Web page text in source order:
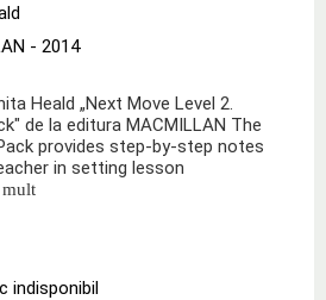
- 2014
Heald „Next Move Level 2.
de la editura MACMILLAN The
provides step-by-step notes
in setting lesson
indisponibil